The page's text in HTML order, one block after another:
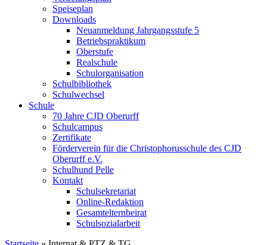
Speiseplan
Downloads
Neuanmeldung Jahrgangsstufe 5
Betriebspraktikum
Oberstufe
Realschule
Schulorganisation
Schulbibliothek
Schulwechsel
Schule
70 Jahre CJD Oberurff
Schulcampus
Zertifikate
Förderverein für die Christophorusschule des CJD
Oberurff e.V.
Schulhund Pelle
Kontakt
Schulsekretariat
Online-Redaktion
Gesamtelternbeirat
Schulsozialarbeit